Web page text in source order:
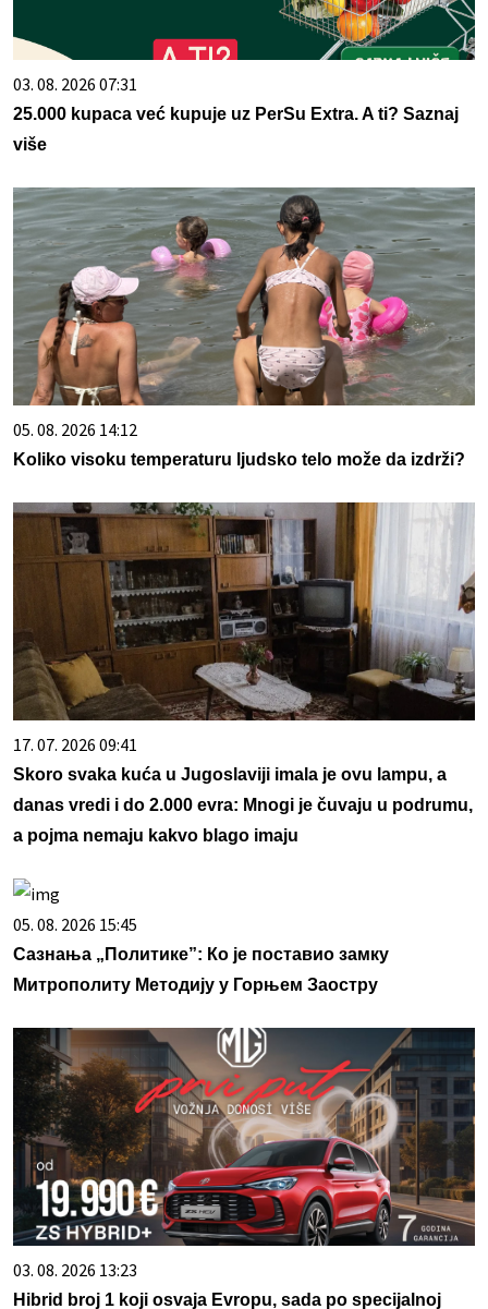
03. 08. 2026 07:31
25.000 kupaca već kupuje uz PerSu Extra. A ti? Saznaj
više
05. 08. 2026 14:12
Koliko visoku temperaturu ljudsko telo može da izdrži?
17. 07. 2026 09:41
Skoro svaka kuća u Jugoslaviji imala je ovu lampu, a
danas vredi i do 2.000 evra: Mnogi je čuvaju u podrumu,
a pojma nemaju kakvo blago imaju
05. 08. 2026 15:45
Сазнања „Политике”: Ко је поставио замку
Митрополиту Методију у Горњем Заостру
03. 08. 2026 13:23
Hibrid broj 1 koji osvaja Evropu, sada po specijalnoj